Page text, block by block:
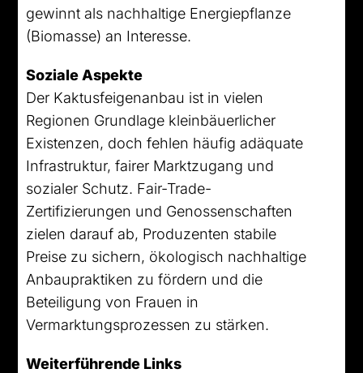
gewinnt als nachhaltige Energiepflanze
(Biomasse) an Interesse.
Soziale Aspekte
Der Kaktusfeigenanbau ist in vielen
Regionen Grundlage kleinbäuerlicher
Existenzen, doch fehlen häufig adäquate
Infrastruktur, fairer Marktzugang und
sozialer Schutz. Fair-Trade-
Zertifizierungen und Genossenschaften
zielen darauf ab, Produzenten stabile
Preise zu sichern, ökologisch nachhaltige
Anbaupraktiken zu fördern und die
Beteiligung von Frauen in
Vermarktungsprozessen zu stärken.
Weiterführende Links